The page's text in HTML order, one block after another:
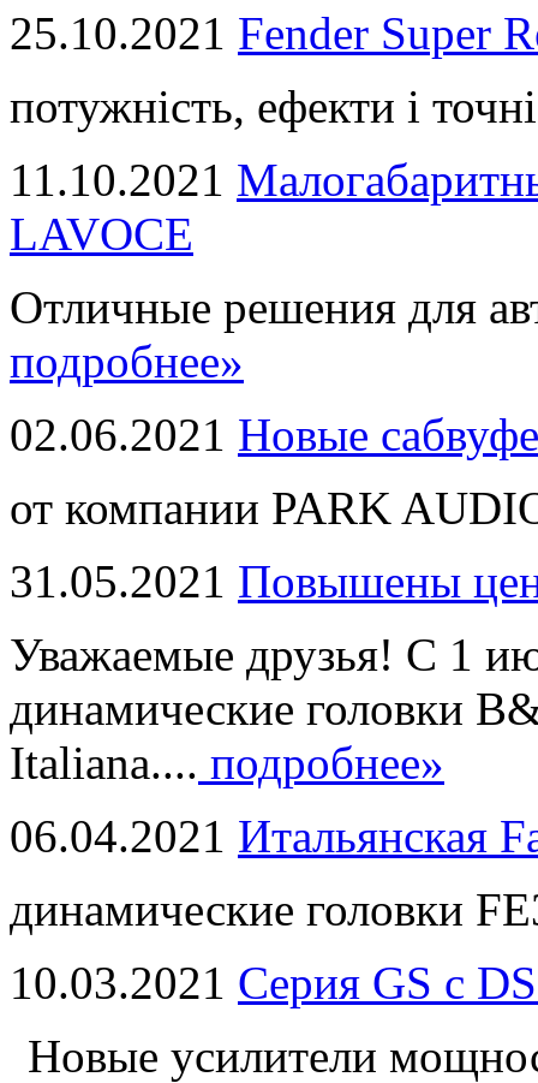
25.10.2021 Fender Super
потужність, ефекти і
11.10.2021
LAVOCE
Отличные решения для
подробнее»
02.06.2021 Новые
от компании PARK
31.05.2021 Повышены
Уважаемые друзья! С 1
динамические головки
Italiana.... подробнее»
06.04.2021 Итальянская
динамические головки
10.03.2021 Серия GS с
Новые усилители